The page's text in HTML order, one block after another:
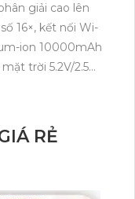
giải cao lên
16×, kết nối Wi-
ion 10000mAh
trời 5.2V/2.5W.
RẺ